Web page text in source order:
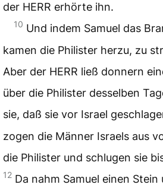
der HERR erhörte ihn.
10 Und indem Samuel das
kamen die Philister herzu, zu
Aber der HERR ließ donnern
über die Philister desselben
sie, daß sie vor Israel
zogen die Männer Israels aus
die Philister und schlugen sie
12 Da nahm Samuel einen